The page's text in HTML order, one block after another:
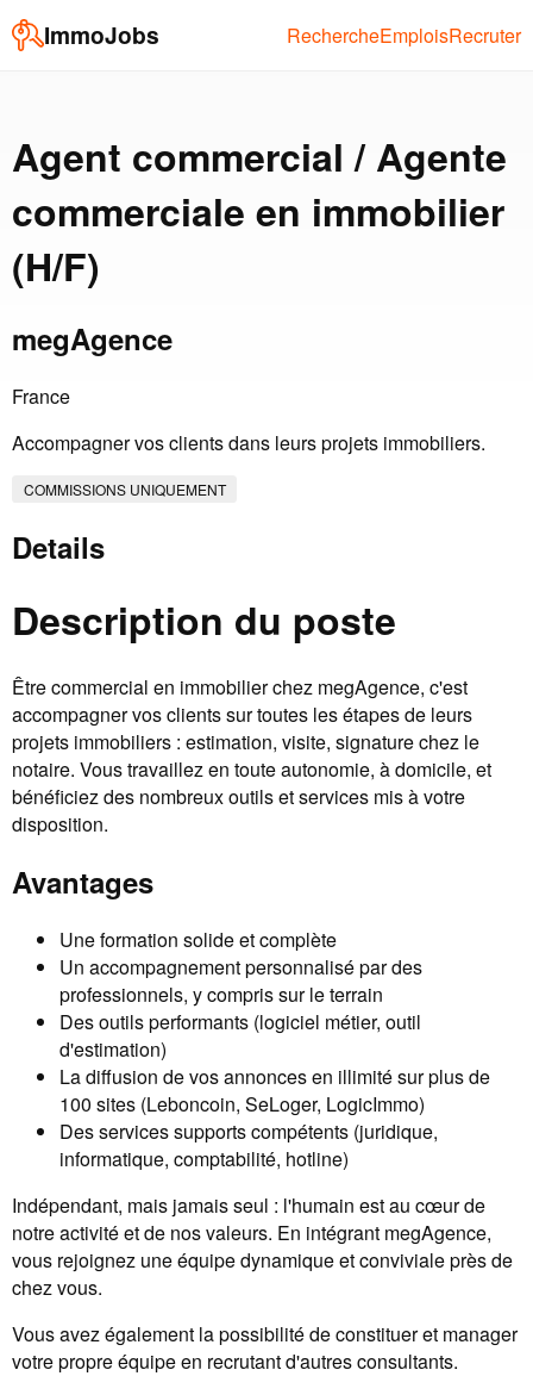
ImmoJobs RechercheEmploisRecruter
Agent commercial / Agente
commerciale en immobilier
(H/F)
megAgence
France
Accompagner vos clients dans leurs projets immobiliers.
COMMISSIONS UNIQUEMENT
Details
Description du poste
Être commercial en immobilier chez megAgence, c'est
accompagner vos clients sur toutes les étapes de leurs
projets immobiliers : estimation, visite, signature chez le
notaire. Vous travaillez en toute autonomie, à domicile, et
bénéficiez des nombreux outils et services mis à votre
disposition.
Avantages
Une formation solide et complète
Un accompagnement personnalisé par des
professionnels, y compris sur le terrain
Des outils performants (logiciel métier, outil
d'estimation)
La diffusion de vos annonces en illimité sur plus de
100 sites (Leboncoin, SeLoger, LogicImmo)
Des services supports compétents (juridique,
informatique, comptabilité, hotline)
Indépendant, mais jamais seul : l'humain est au cœur de
notre activité et de nos valeurs. En intégrant megAgence,
vous rejoignez une équipe dynamique et conviviale près de
chez vous.
Vous avez également la possibilité de constituer et manager
votre propre équipe en recrutant d'autres consultants.